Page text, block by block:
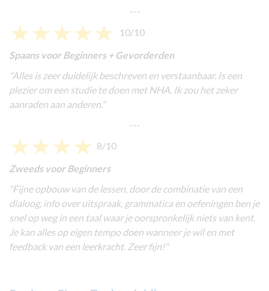
---
10/10
Spaans voor Beginners + Gevorderden
"Alles is zeer duidelijk beschreven en verstaanbaar. Is een
plezier om een studie te doen met NHA. Ik zou het zeker
aanraden aan anderen."
---
8/10
Zweeds voor Beginners
"Fijne opbouw van de lessen, door de combinatie van een
dialoog, info over uitspraak, grammatica en oefeningen ben je
snel op weg in een taal waar je oorspronkelijk niets van kent.
Je kan alles op eigen tempo doen wanneer je wil en met
feedback van een leerkracht. Zeer fijn!"